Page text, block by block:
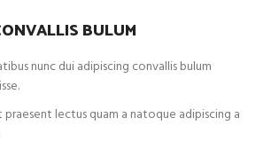
BULUM
nunc dui adipiscing convallis bulum
lectus quam a natoque adipiscing a